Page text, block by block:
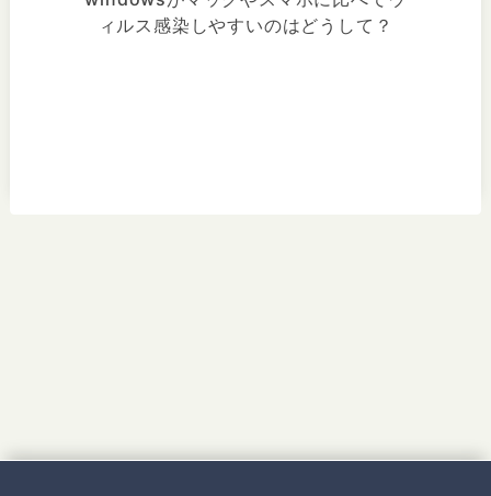
ィルス感染しやすいのはどうして？